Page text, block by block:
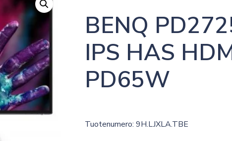
BENQ
IPS HAS
PD65W
Tuotenumero: 9H.LJXLA.TBE